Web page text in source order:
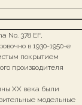
No. 378 EF,
в 1930-1950-е
покрытием
производителя
XX века были
модельные